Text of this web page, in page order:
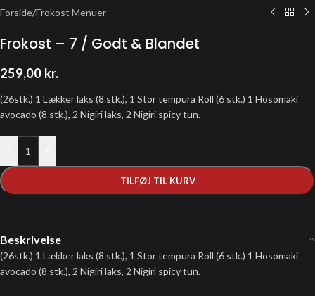
Forside/Frokost Menuer
Frokost – 7 / Godt & Blandet
259,00 kr.
(26stk.) 1 Lækker laks (8 stk.), 1 Stor tempura Roll (6 stk.) 1 Hosomaki
avocado (8 stk.), 2 Nigiri laks, 2 Nigiri spicy tun.
TILFØJ TIL KURV
Beskrivelse
(26stk.) 1 Lækker laks (8 stk.), 1 Stor tempura Roll (6 stk.) 1 Hosomaki
avocado (8 stk.), 2 Nigiri laks, 2 Nigiri spicy tun.